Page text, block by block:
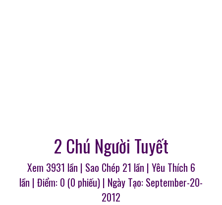
2 Chú Người Tuyết
Xem 3931 lần | Sao Chép 21 lần | Yêu Thích 6
lần | Điểm: 0 (0 phiếu) | Ngày Tạo: September-20-
2012